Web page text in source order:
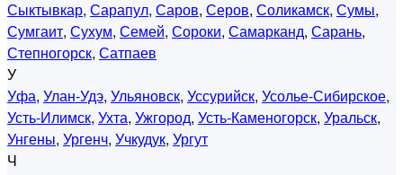
Сыктывкар, Сарапул, Саров, Серов, Соликамск, Сумы,
Сумгаит, Сухум, Семей, Сороки, Самарканд, Сарань,
Степногорск, Сатпаев
У
Уфа, Улан-Удэ, Ульяновск, Уссурийск, Усолье-Сибирское,
Усть-Илимск, Ухта, Ужгород, Усть-Каменогорск, Уральск,
Унгены, Ургенч, Учкудук, Ургут
Ч